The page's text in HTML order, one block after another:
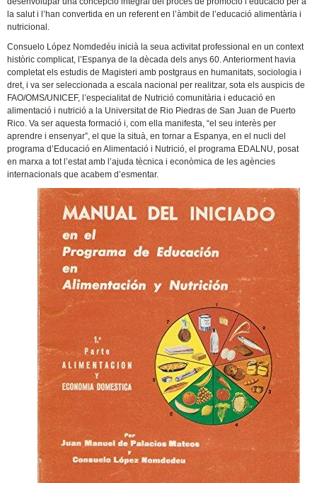
la salut i l’han convertida en un referent en l’àmbit de l’educació alimentària i
nutricional.
Consuelo López Nomdedéu inicià la seua activitat professional en un context
històric complicat, l’Espanya de la dècada dels anys 60. Anteriorment havia
completat els estudis de Magisteri amb postgraus en humanitats, sociologia i
dret, i va ser seleccionada a escala nacional per realitzar, sota els auspicis de
FAO/OMS/UNICEF, l’especialitat de Nutrició comunitària i educació en
alimentació i nutrició a la Universitat de Rio Piedras de San Juan de Puerto
Rico. Va ser aquesta formació i, com ella manifesta, “el seu interès per
aprendre i ensenyar”, el que la situà, en tornar a Espanya, en el nucli del
programa d’Educació en Alimentació i Nutrició, el programa EDALNU, posat
en marxa a tot l’estat amb l’ajuda tècnica i econòmica de les agències
internacionals que acabem d’esmentar.